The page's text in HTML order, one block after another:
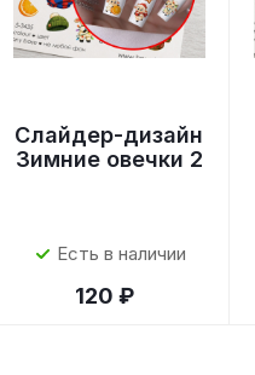
Слайдер-дизайн
Зимние овечки 2
Есть в наличии
120 ₽